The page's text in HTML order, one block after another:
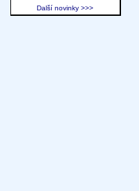
Další novinky >>>